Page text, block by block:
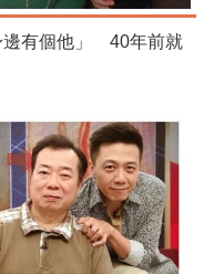
邊有個他」 40年前就